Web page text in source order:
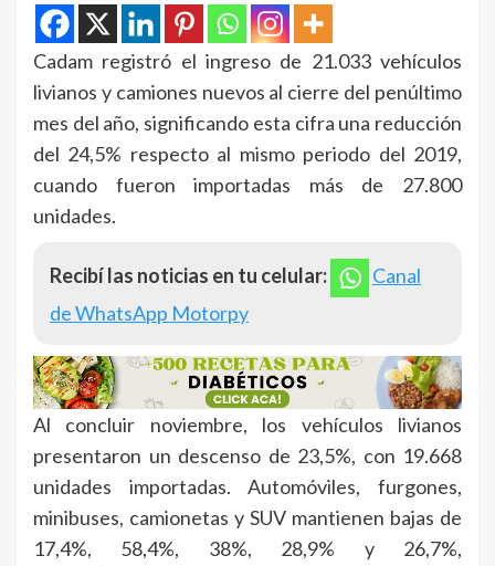
Cadam registró el ingreso de 21.033 vehículos
livianos y camiones nuevos al cierre del penúltimo
mes del año, significando esta cifra una reducción
del 24,5% respecto al mismo periodo del 2019,
cuando fueron importadas más de 27.800
unidades.
Recibí las noticias en tu celular:
Canal
de WhatsApp Motorpy
Al concluir noviembre, los vehículos livianos
presentaron un descenso de 23,5%, con 19.668
unidades importadas. Automóviles, furgones,
minibuses, camionetas y SUV mantienen bajas de
17,4%, 58,4%, 38%, 28,9% y 26,7%,